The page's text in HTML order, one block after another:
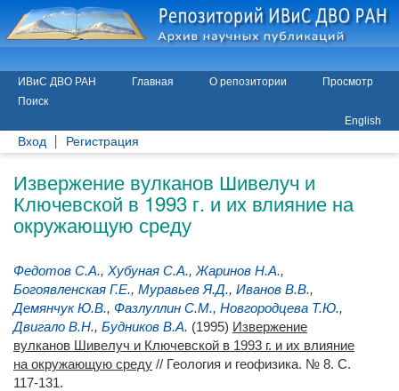
ИВиС ДВО РАН Главная О репозитории
Просмотр
Поиск
English
Вход Регистрация
Извержение вулканов Шивелуч и
Ключевской в 1993 г. и их влияние на
окружающую среду
Федотов С.А., Хубуная С.А., Жаринов Н.А.,
Богоявленская Г.Е., Муравьев Я.Д., Иванов В.В.,
Демянчук Ю.В., Фазлуллин С.М., Новгородцева Т.Ю.,
Двигало В.Н., Будников В.А. (1995) Извержение
вулканов Шивелуч и Ключевской в 1993 г. и их влияние
на окружающую среду // Геология и геофизика. № 8. С.
117-131.